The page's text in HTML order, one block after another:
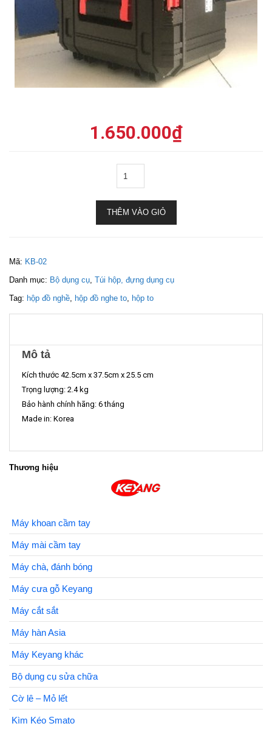
1.650.000₫
THÊM VÀO GIỎ
Mã: KB-02
Danh mục: Bộ dụng cụ, Túi hộp, đựng dụng cụ
Tag: hộp đồ nghề, hộp đồ nghe to, hộp to
Mô tả
Kích thước 42.5cm x 37.5cm x 25.5 cm
Trọng lượng: 2.4 kg
Bảo hành chính hãng: 6 tháng
Made in: Korea
Thương hiệu
Máy khoan cầm tay
Máy mài cầm tay
Máy chà, đánh bóng
Máy cưa gỗ Keyang
Máy cắt sắt
Máy hàn Asia
Máy Keyang khác
Bộ dụng cụ sửa chữa
Cờ lê – Mỏ lết
Kìm Kéo Smato